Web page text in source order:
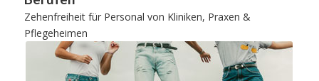
Zehenfreiheit für Personal von Kliniken, Praxen &
Pflegeheimen